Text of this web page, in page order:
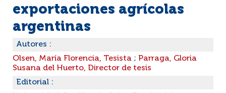
exportaciones agrícolas
argentinas
Autores :
Olsen, María Florencia, Tesista ; Parraga, Gloria
Susana del Huerto, Director de tesis
Editorial :